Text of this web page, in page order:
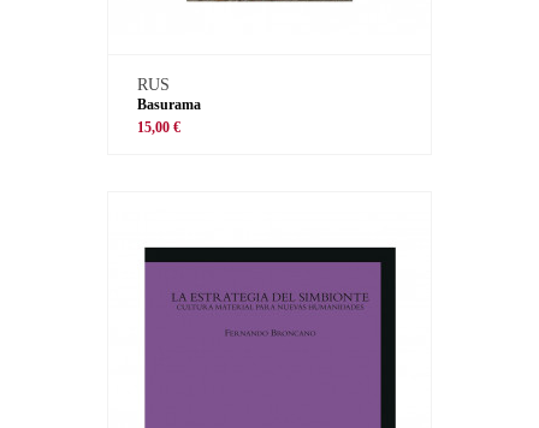
RUS
Basurama
15,00 €